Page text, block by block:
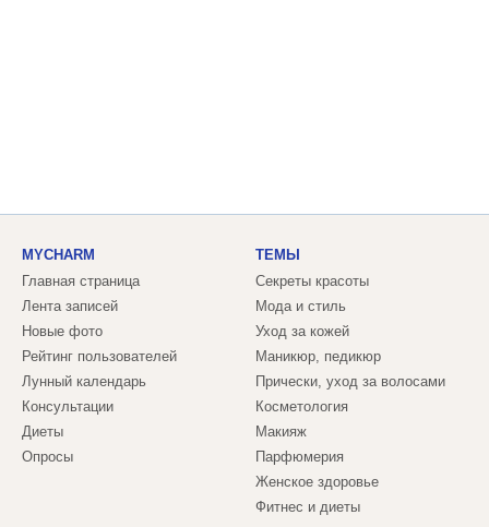
MYCHARM
Главная страница
Лента записей
Новые фото
Рейтинг пользователей
Лунный календарь
Консультации
Диеты
Опросы
ТЕМЫ
Секреты красоты
Мода и стиль
Уход за кожей
Маникюр, педикюр
Прически, уход за волосами
Косметология
Макияж
Парфюмерия
Женское здоровье
Фитнес и диеты